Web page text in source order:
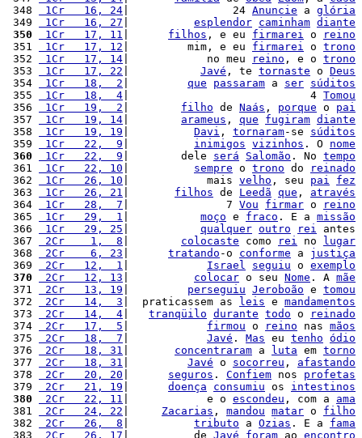
348
1Cr   16, 24 |                24 Anuncie a glória
349
1Cr   16, 27 esplendor caminham diante
350
1Cr   17, 11 filhos , e eu firmarei o
reino
351
1Cr   17, 12 |         mim, e eu firmarei o trono
352
1Cr   17, 14 |            no meu reino , e o trono
353
1Cr   17, 22 Javé , te tornaste o Deus
354
1Cr   18,  2 que passaram a ser súditos
355
1Cr   18,  4 |                            4 Tomou
356
1Cr   19,  2 filho de Naás , porque o pai
357
1Cr   19, 14 arameus , que fugiram diante
358
1Cr   19, 19 Davi , tornaram-se súditos
359
1Cr   22,  9 inimigos vizinhos . O nome
360
1Cr   22,  9 |        dele será Salomão . No tempo
361
1Cr   22, 10 sempre o trono do
reinado
362
1Cr   26, 10 |            mais velho , seu pai
fez
363
1Cr   26, 21 filhos de Leedã que , através
364
1Cr   28,  7 |               7 Vou firmar o
reino
365
1Cr   29,  1 moço e fraco . E a missão
366
1Cr   29, 25 qualquer outro rei
antes
367
2Cr    1,  8 colocaste como rei no
lugar
368
2Cr    6, 23 tratando -o conforme a justiça
369
2Cr   12,  1 Israel seguiu o exemplo
370
2Cr   12, 13 colocar o seu Nome . A mãe
371
2Cr   13, 19 perseguiu Jeroboão e tomou
372
2Cr   14,  3 |  praticassem as leis e mandamentos
373
2Cr   14,  4 tranqüilo durante todo o
reinado
374
2Cr   17,  5 firmou o reino nas mãos
375
2Cr   18,  7 Javé . Mas eu tenho ódio
376
2Cr   18, 31 concentraram a luta em torno
377
2Cr   18, 31 Javé o socorreu , afastando
378
2Cr   20, 20 seguros . Confiem nos profetas
379
2Cr   21, 19 doença consumiu os intestinos
380
2Cr   22, 11 |            e o escondeu , com a ama
381
2Cr   24, 22 Zacarias , mandou matar o filho
382
2Cr   26,  8 tributo a Ozias . E a fama
383
2Cr   26, 17 |          de Javé foram ao encontro